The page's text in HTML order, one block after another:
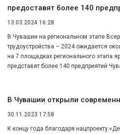
предоставят более 140
13.03.2024 16:28
В Чувашии на региональном этапе
трудоустройства – 2024 ожидается
на 7 площадках регионального этапа
представят более 140 предприятий
В Чувашии открыли
30.11.2023 17:58
К концу года благодаря нацпроекту